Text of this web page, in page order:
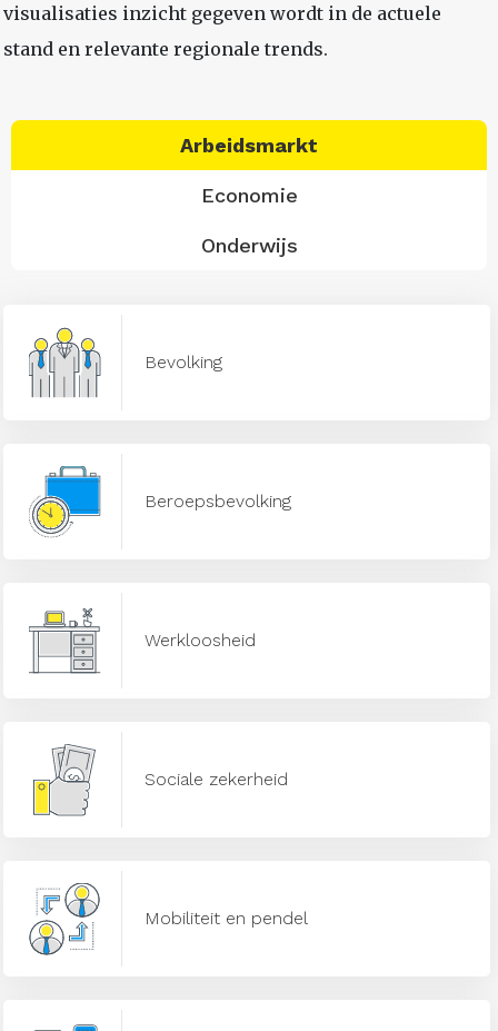
visualisaties inzicht gegeven wordt in de actuele
stand en relevante regionale trends.
Arbeidsmarkt
Economie
Onderwijs
Bevolking
Beroepsbevolking
Werkloosheid
Sociale zekerheid
Mobiliteit en pendel